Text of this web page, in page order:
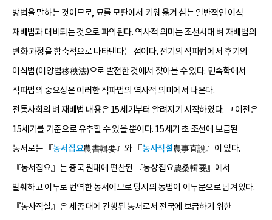
방법을 말하는 것이므로, 묘를 모판에서 키워 옮겨 심는 일반적인 이식
재배법과 대비되는 것으로 파악된다. 역사적 의미는 조선시대 벼 재배법의
변화 과정을 함축적으로 나타낸다는 점이다. 전기의 직파법에서 후기의
이식법(이앙법移秧法)으로 발전한 것에서 찾아볼 수 있다. 민속학에서
직파법의 중요성은 이러한 직파법의 역사적 의미에서 나온다.
전통사회의 벼 재배법 내용은 15세기부터 알려지기 시작하였다. 그 이전은
15세기를 기준으로 유추할 수 있을 뿐이다. 15세기 초 조선에 보급된
농서로는 『농서집요農書輯要』와 『농사직설農事直說』이 있다.
『농서집요』는 중국 원대에 편찬된 『농상집요農桑輯要』에서
발췌하고 이두로 번역한 농서이므로 당시의 농법이 이두문으로 담겨있다.
『농사직설』은 세종 대에 간행된 농서로서 전국에 보급하기 위한